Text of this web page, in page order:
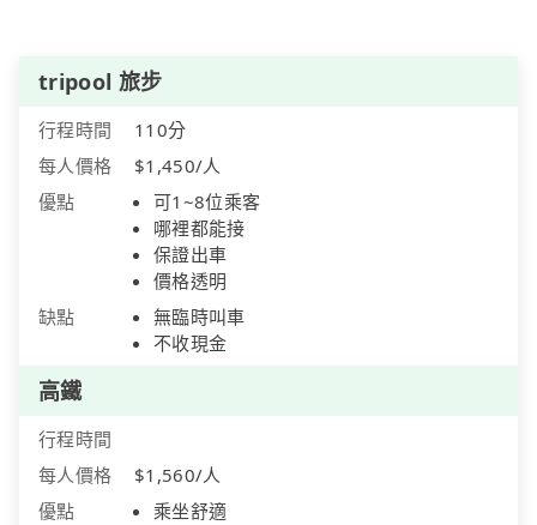
tripool 旅步
行程時間
110分
每人價格
$1,450/人
優點
可1~8位乘客
哪裡都能接
保證出車
價格透明
缺點
無臨時叫車
不收現金
高鐵
行程時間
每人價格
$1,560/人
優點
乘坐舒適